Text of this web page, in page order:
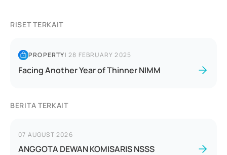
RISET TERKAIT
PROPERTY|28 FEBRUARY 2025
Facing Another Year of Thinner NIMM
BERITA TERKAIT
07 AUGUST 2026
ANGGOTA DEWAN KOMISARIS NSSS